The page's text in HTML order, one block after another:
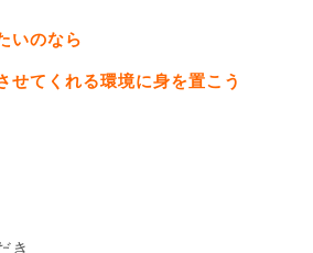
いのなら
せてくれる環境に身を置こう
き